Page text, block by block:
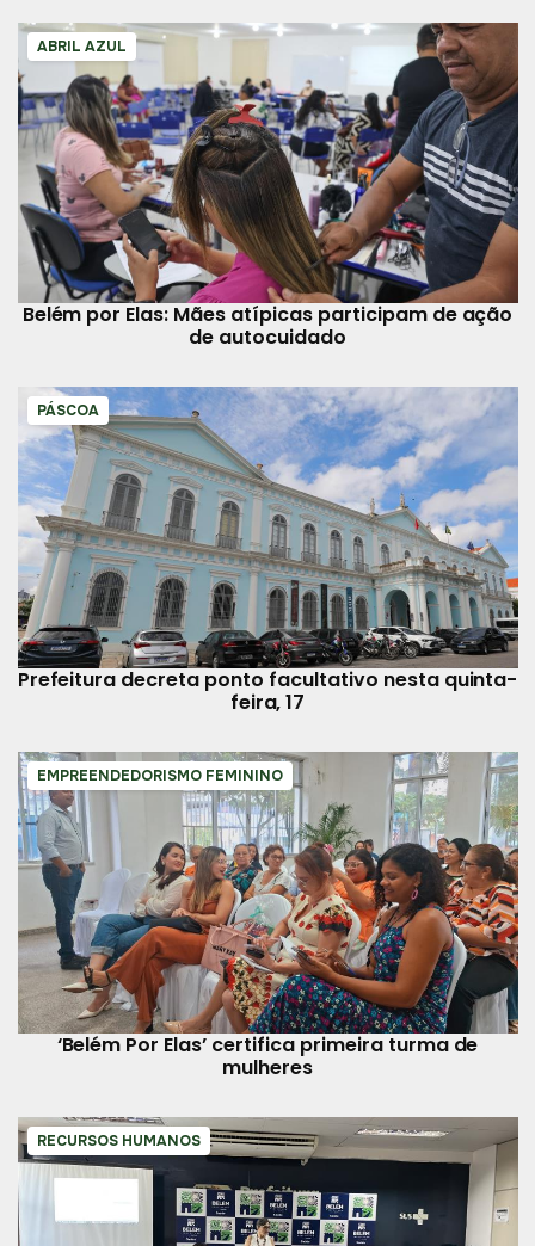
ABRIL AZUL
Belém por Elas: Mães atípicas participam de ação
de autocuidado
PÁSCOA
Prefeitura decreta ponto facultativo nesta quinta-
feira, 17
EMPREENDEDORISMO FEMININO
‘Belém Por Elas’ certifica primeira turma de
mulheres
RECURSOS HUMANOS